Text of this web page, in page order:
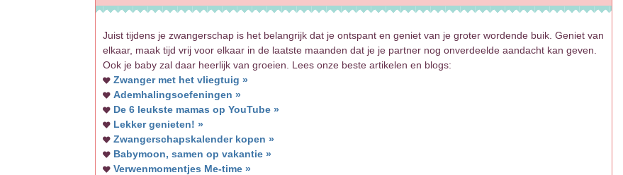
Juist tijdens je zwangerschap is het belangrijk dat je ontspant en geniet van je groter wordende buik. Geniet van
elkaar, maak tijd vrij voor elkaar in de laatste maanden dat je je partner nog onverdeelde aandacht kan geven.
Ook je baby zal daar heerlijk van groeien. Lees onze beste artikelen en blogs:
Zwanger met het vliegtuig »
Ademhalingsoefeningen »
De 6 leukste mamas op YouTube »
Lekker genieten! »
Zwangerschapskalender kopen »
Babymoon, samen op vakantie »
Verwenmomentjes Me-time »